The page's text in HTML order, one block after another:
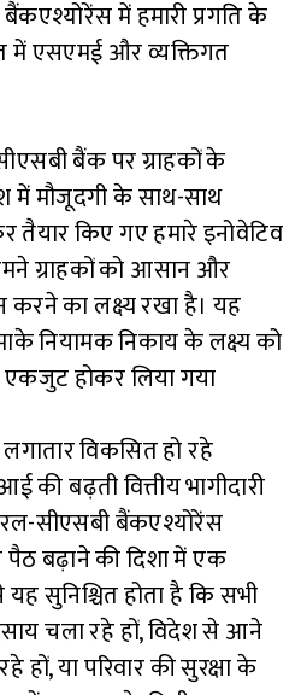
में हमारी प्रगति के
एसएमई और व्यक्तिगत
बैंक पर ग्राहकों के
मौजूदगी के साथ-साथ
तैयार किए गए हमारे इनोवेटिव
ग्राहकों को आसान और
करने का लक्ष्य रखा है। यह
नियामक निकाय के लक्ष्य को
होकर लिया गया
विकसित हो रहे
बढ़ती वित्तीय भागीदारी
सीएसबी बैंकएश्योरेंस
पैठ बढ़ाने की दिशा में एक
सुनिश्चित होता है कि सभी
चला रहे हों, विदेश से आने
या परिवार की सुरक्षा के